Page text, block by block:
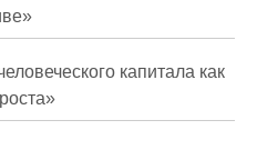
капитала как